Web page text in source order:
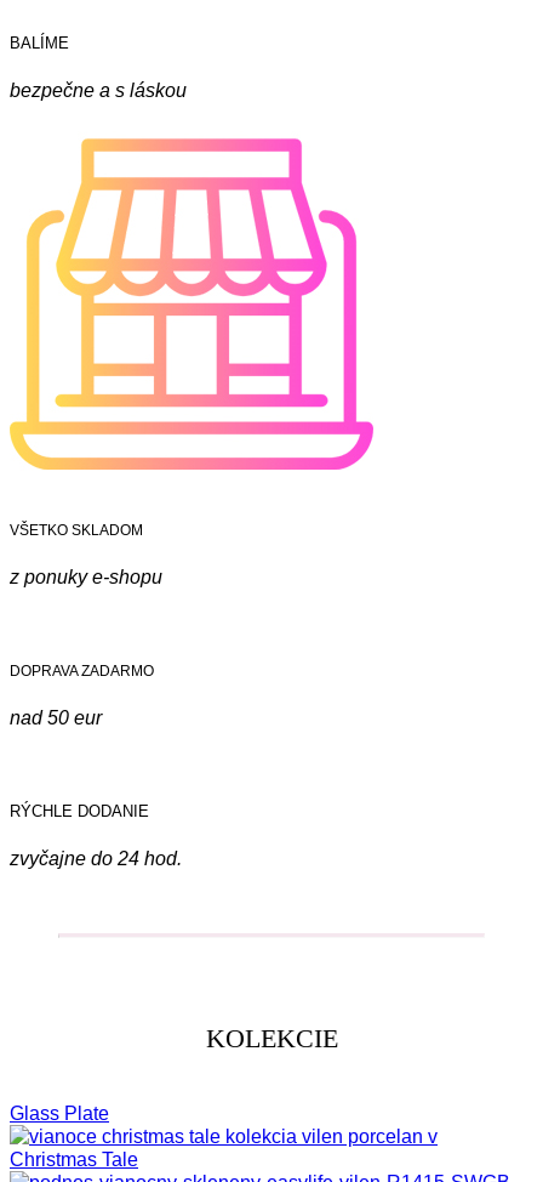
BALÍME
bezpečne a s láskou
VŠETKO SKLADOM
z ponuky e-shopu
DOPRAVA ZADARMO
nad 50 eur
RÝCHLE DODANIE
zvyčajne do 24 hod.
KOLEKCIE
Glass Plate
Christmas Tale